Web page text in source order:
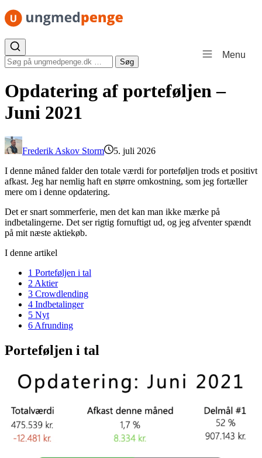
Spring til indhold
Menu
Søg efter: Søg
Opdatering af porteføljen –
Juni 2021
Frederik Askov Storm
5. juli 2026
I denne måned falder den totale værdi for porteføljen trods et positivt
afkast. Jeg har nemlig haft en større omkostning, som jeg fortæller
mere om i denne opdatering.
Det er snart sommerferie, men det kan man ikke mærke på
indbetalingerne. Det ser rigtig fornuftigt ud, og jeg afventer spændt
på mit næste aktiekøb.
I denne artikel
1 Porteføljen i tal
2 Aktier
3 Crowdlending
4 Indbetalinger
5 Nyt
6 Afrunding
Porteføljen i tal